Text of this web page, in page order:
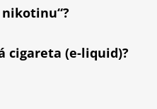
nikotinu“?
cigareta (e-liquid)?